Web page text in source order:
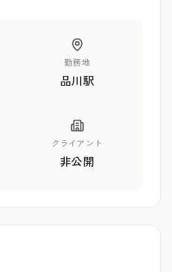
勤務地
品川駅
クライアント
非公開